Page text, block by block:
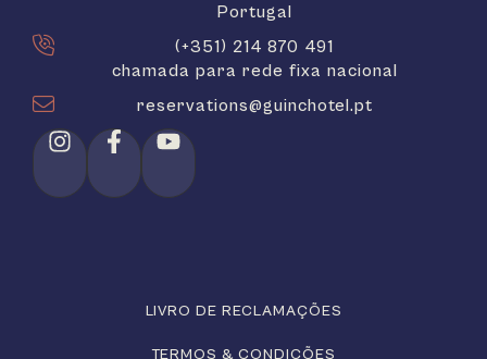
Portugal
(+351) 214 870 491
chamada para rede fixa nacional
reservations@guinchotel.pt
LIVRO DE RECLAMAÇÕES
TERMOS & CONDIÇÕES